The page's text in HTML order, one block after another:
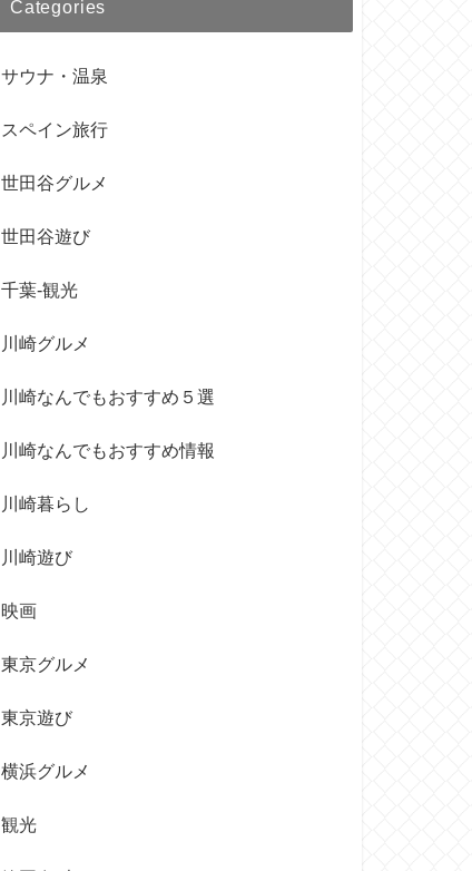
Categories
サウナ・温泉
スペイン旅行
世田谷グルメ
世田谷遊び
千葉-観光
川崎グルメ
川崎なんでもおすすめ５選
川崎なんでもおすすめ情報
川崎暮らし
川崎遊び
映画
東京グルメ
東京遊び
横浜グルメ
観光